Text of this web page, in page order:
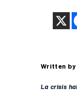
Written by
La crisis